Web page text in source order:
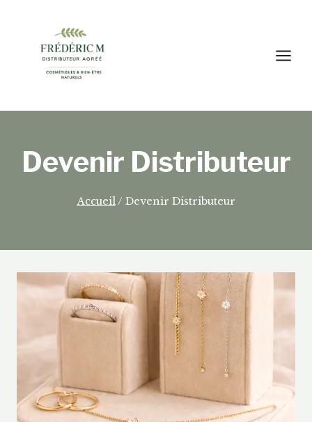
contenu
Devenir Distributeur
Accueil / Devenir Distributeur